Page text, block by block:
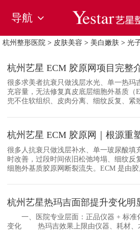
导航
杭州整形医院 > 皮肤美容 > 美白嫩肤 > 光
杭州艺星 ECM 胶原网项目完整
很多求美者抗衰只做浅层水光、单一热玛
充容量，无法修复真皮底层细胞外基质（
兜不住软组织、皮肉分离、细纹反复、紧
杭州艺星 ECM 胶原网｜根源重
很多人抗衰只做浅层补水、单一玻尿酸填
时改善，过段时间依旧松弛垮塌、细纹反
细胞外基质胶原网断裂流失。ECM 是由胶
杭州艺星热玛吉面部提升变化明
一、医院专业层面：正品仪器 + 标准
变化 热玛吉效果上限由仪器、耗材、